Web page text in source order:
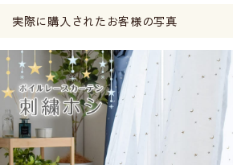
実際に購入されたお客様の写真